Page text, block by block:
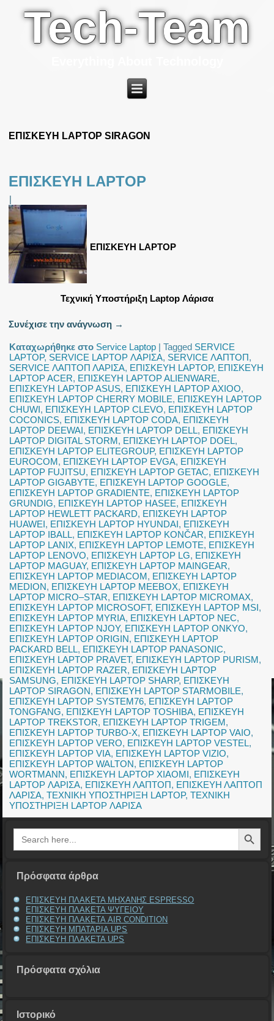
Tech-Team
ΕΠΙΣΚΕΥΗ LAPTOP SIRAGON
ΕΠΙΣΚΕΥΗ LAPTOP
|
ΕΠΙΣΚΕΥΗ LAPTOP
Τεχνική Υποστήριξη Laptop Λάρισα
Συνέχισε την ανάγνωση →
Καταχωρήθηκε στο Service Laptop |Tagged SERVICE
LAPTOP, SERVICE LAPTOP ΛΑΡΙΣΑ, SERVICE ΛΑΠΤΟΠ,
SERVICE ΛΑΠΤΟΠ ΛΑΡΙΣΑ, ΕΠΙΣΚΕΥΗ LAPTOP, ΕΠΙΣΚΕΥΗ
LAPTOP ACER, ΕΠΙΣΚΕΥΗ LAPTOP ALIENWARE,
ΕΠΙΣΚΕΥΗ LAPTOP ASUS, ΕΠΙΣΚΕΥΗ LAPTOP AXIOO,
ΕΠΙΣΚΕΥΗ LAPTOP CHERRY MOBILE, ΕΠΙΣΚΕΥΗ LAPTOP
CHUWI, ΕΠΙΣΚΕΥΗ LAPTOP CLEVO, ΕΠΙΣΚΕΥΗ LAPTOP
COCONICS, ΕΠΙΣΚΕΥΗ LAPTOP CODA, ΕΠΙΣΚΕΥΗ
LAPTOP DEEWAI, ΕΠΙΣΚΕΥΗ LAPTOP DELL, ΕΠΙΣΚΕΥΗ
LAPTOP DIGITAL STORM, ΕΠΙΣΚΕΥΗ LAPTOP DOEL,
ΕΠΙΣΚΕΥΗ LAPTOP ELITEGROUP, ΕΠΙΣΚΕΥΗ LAPTOP
EUROCOM, ΕΠΙΣΚΕΥΗ LAPTOP EVGA, ΕΠΙΣΚΕΥΗ
LAPTOP FUJITSU, ΕΠΙΣΚΕΥΗ LAPTOP GETAC, ΕΠΙΣΚΕΥΗ
LAPTOP GIGABYTE, ΕΠΙΣΚΕΥΗ LAPTOP GOOGLE,
ΕΠΙΣΚΕΥΗ LAPTOP GRADIENTE, ΕΠΙΣΚΕΥΗ LAPTOP
GRUNDIG, ΕΠΙΣΚΕΥΗ LAPTOP HASEE, ΕΠΙΣΚΕΥΗ
LAPTOP HEWLETT PACKARD, ΕΠΙΣΚΕΥΗ LAPTOP
HUAWEI, ΕΠΙΣΚΕΥΗ LAPTOP HYUNDAI, ΕΠΙΣΚΕΥΗ
LAPTOP IBALL, ΕΠΙΣΚΕΥΗ LAPTOP KONČAR, ΕΠΙΣΚΕΥΗ
LAPTOP LANIX, ΕΠΙΣΚΕΥΗ LAPTOP LEMOTE, ΕΠΙΣΚΕΥΗ
LAPTOP LENOVO, ΕΠΙΣΚΕΥΗ LAPTOP LG, ΕΠΙΣΚΕΥΗ
LAPTOP MAGUAY, ΕΠΙΣΚΕΥΗ LAPTOP MAINGEAR,
ΕΠΙΣΚΕΥΗ LAPTOP MEDIACOM, ΕΠΙΣΚΕΥΗ LAPTOP
MEDION, ΕΠΙΣΚΕΥΗ LAPTOP MEEBOX, ΕΠΙΣΚΕΥΗ
LAPTOP MICRO–STAR, ΕΠΙΣΚΕΥΗ LAPTOP MICROMAX,
ΕΠΙΣΚΕΥΗ LAPTOP MICROSOFT, ΕΠΙΣΚΕΥΗ LAPTOP MSI,
ΕΠΙΣΚΕΥΗ LAPTOP MYRIA, ΕΠΙΣΚΕΥΗ LAPTOP NEC,
ΕΠΙΣΚΕΥΗ LAPTOP NJOY, ΕΠΙΣΚΕΥΗ LAPTOP ONKYO,
ΕΠΙΣΚΕΥΗ LAPTOP ORIGIN, ΕΠΙΣΚΕΥΗ LAPTOP
PACKARD BELL, ΕΠΙΣΚΕΥΗ LAPTOP PANASONIC,
ΕΠΙΣΚΕΥΗ LAPTOP PRAVET, ΕΠΙΣΚΕΥΗ LAPTOP PURISM,
ΕΠΙΣΚΕΥΗ LAPTOP RAZER, ΕΠΙΣΚΕΥΗ LAPTOP
SAMSUNG, ΕΠΙΣΚΕΥΗ LAPTOP SHARP, ΕΠΙΣΚΕΥΗ
LAPTOP SIRAGON, ΕΠΙΣΚΕΥΗ LAPTOP STARMOBILE,
ΕΠΙΣΚΕΥΗ LAPTOP SYSTEM76, ΕΠΙΣΚΕΥΗ LAPTOP
TONGFANG, ΕΠΙΣΚΕΥΗ LAPTOP TOSHIBA, ΕΠΙΣΚΕΥΗ
LAPTOP TREKSTOR, ΕΠΙΣΚΕΥΗ LAPTOP TRIGEM,
ΕΠΙΣΚΕΥΗ LAPTOP TURBO-X, ΕΠΙΣΚΕΥΗ LAPTOP VAIO,
ΕΠΙΣΚΕΥΗ LAPTOP VERO, ΕΠΙΣΚΕΥΗ LAPTOP VESTEL,
ΕΠΙΣΚΕΥΗ LAPTOP VIA, ΕΠΙΣΚΕΥΗ LAPTOP VIZIO,
ΕΠΙΣΚΕΥΗ LAPTOP WALTON, ΕΠΙΣΚΕΥΗ LAPTOP
WORTMANN, ΕΠΙΣΚΕΥΗ LAPTOP XIAOMI, ΕΠΙΣΚΕΥΗ
LAPTOP ΛΑΡΙΣΑ, ΕΠΙΣΚΕΥΗ ΛΑΠΤΟΠ, ΕΠΙΣΚΕΥΗ ΛΑΠΤΟΠ
ΛΑΡΙΣΑ,ΤΕΧΝΙΚΗ ΥΠΟΣΤΗΡΙΞΗ LAPTOP,ΤΕΧΝΙΚΗ
ΥΠΟΣΤΗΡΙΞΗ LAPTOP ΛΑΡΙΣΑ
Search
for:
Search Button
Πρόσφατα άρθρα
ΕΠΙΣΚΕΥΗ ΠΛΑΚΕΤΑ ΜΗΧΑΝΗΣ ESPRESSO
ΕΠΙΣΚΕΥΗ ΠΛΑΚΕΤΑ ΨΥΓΕΙΟΥ
ΕΠΙΣΚΕΥΗ ΠΛΑΚΕΤΑ AIR CONDITION
ΕΠΙΣΚΕΥΗ ΜΠΑΤΑΡΙΑ UPS
ΕΠΙΣΚΕΥΗ ΠΛΑΚΕΤΑ UPS
Πρόσφατα σχόλια
Ιστορικό